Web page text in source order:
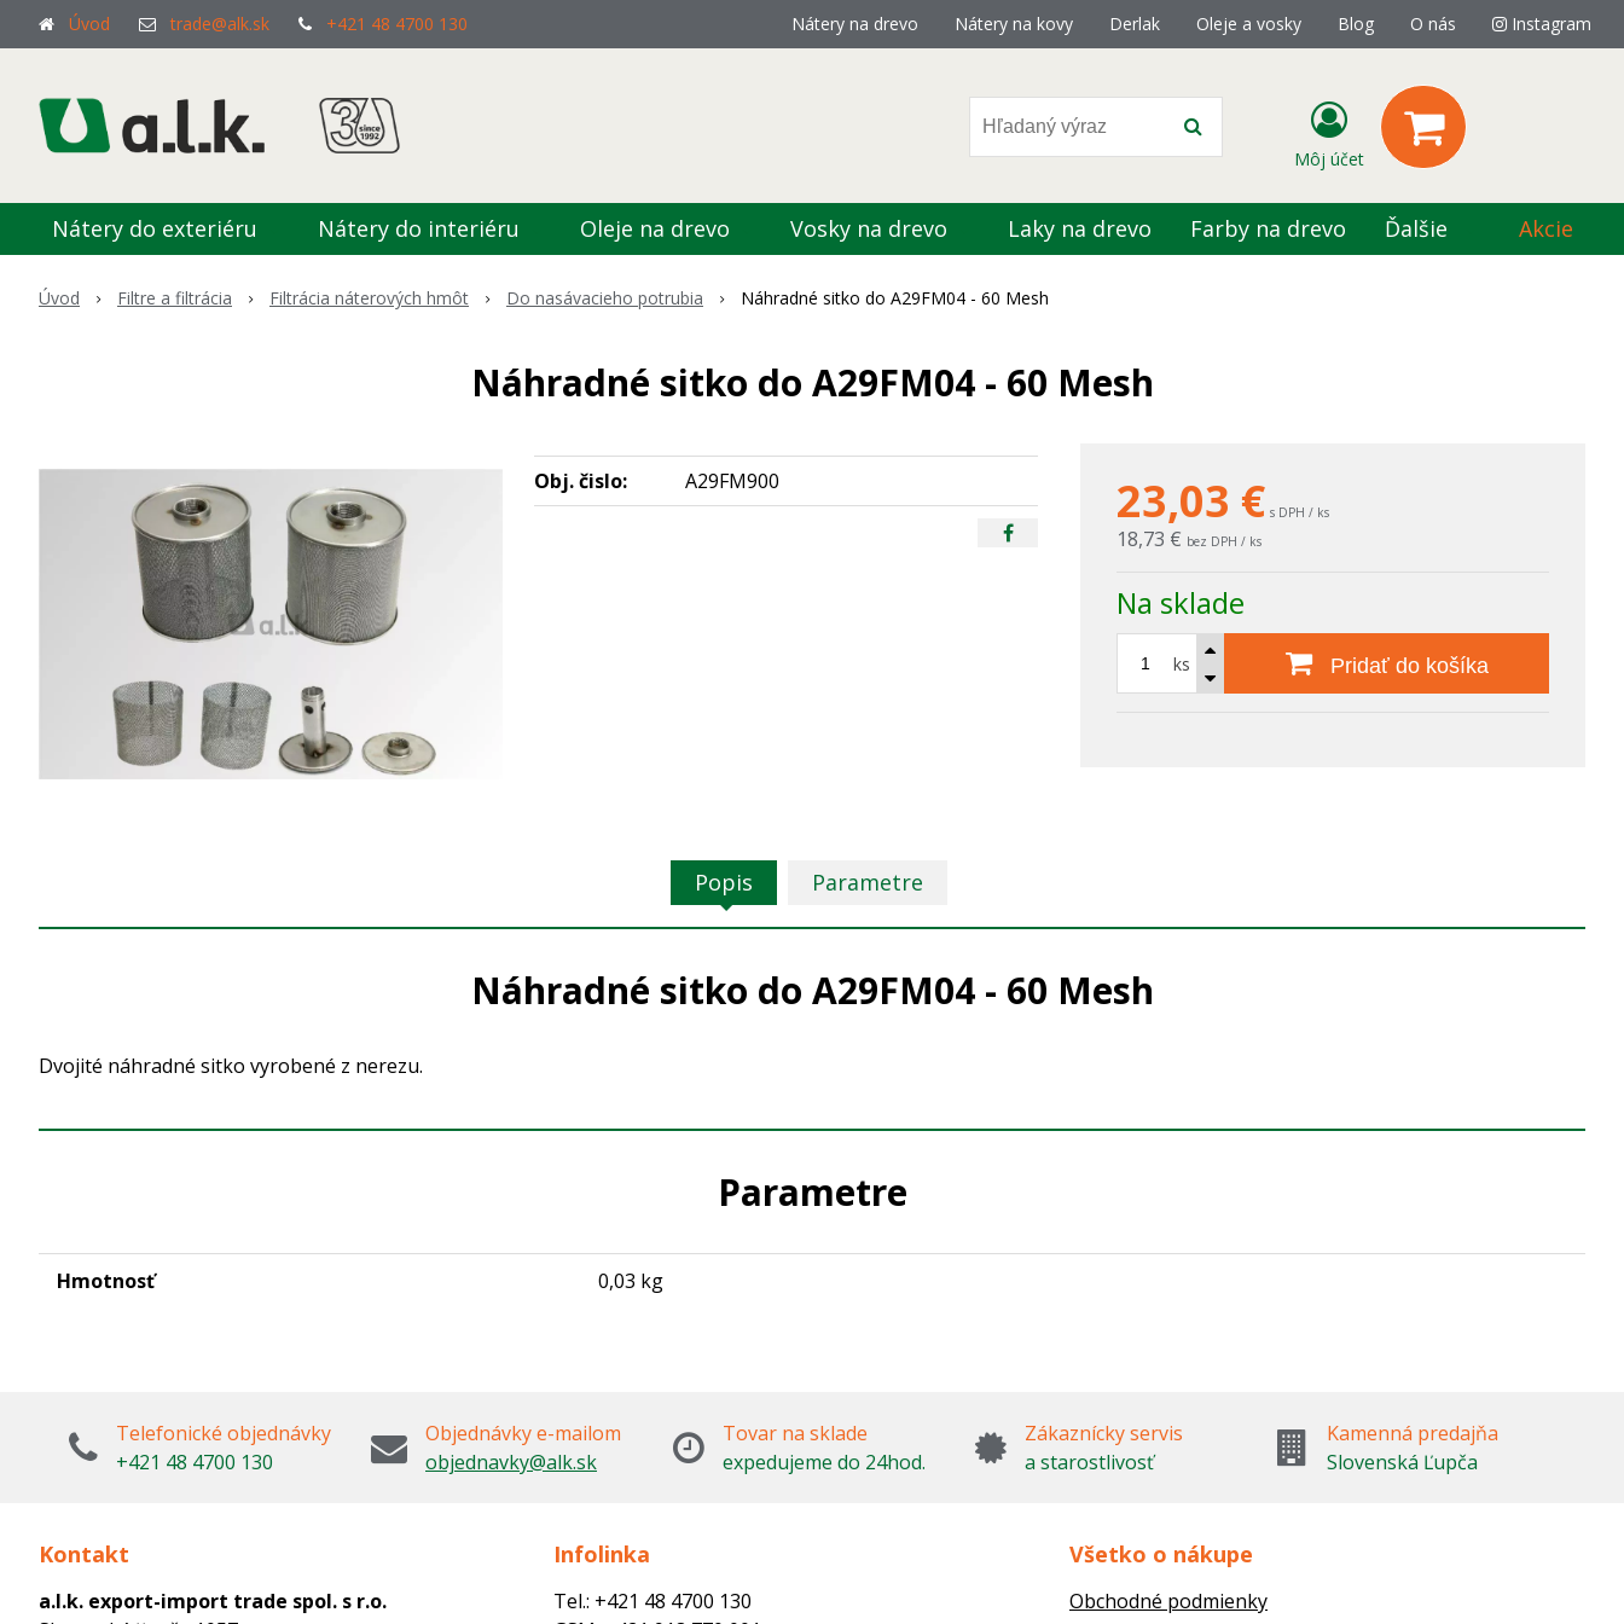
Úvod trade@alk.sk +421 48 4700 130 Nátery na drevo Nátery na kovy Derlak Oleje a vosky Blog O nás Instagram
Môj účet
Nátery do exteriéru Nátery do interiéru Oleje na drevo Vosky na drevo Laky na drevo Farby na drevo Ďalšie Akcie
Úvod Filtre a filtrácia Filtrácia náterových hmôt Do nasávacieho potrubia Náhradné sitko do A29FM04 - 60 Mesh
Náhradné sitko do A29FM04 - 60 Mesh
23,03 € s DPH / ks
18,73 € bez DPH / ks
Na sklade
ks Pridať do košíka
Obj. čislo: A29FM900
Popis Parametre
Náhradné sitko do A29FM04 - 60 Mesh
Dvojité náhradné sitko vyrobené z nerezu.
Parametre
Hmotnosť 0,03 kg
Telefonické objednávky
+421 48 4700 130
Objednávky e-mailom
objednavky@alk.sk
Tovar na sklade
expedujeme do 24hod.
Zákaznícky servis
a starostlivosť
Kamenná predajňa
Slovenská Ľupča
Kontakt
a.l.k. export-import trade spol. s r.o.
Infolinka
Tel.: +421 48 4700 130
Všetko o nákupe
Obchodné podmienky